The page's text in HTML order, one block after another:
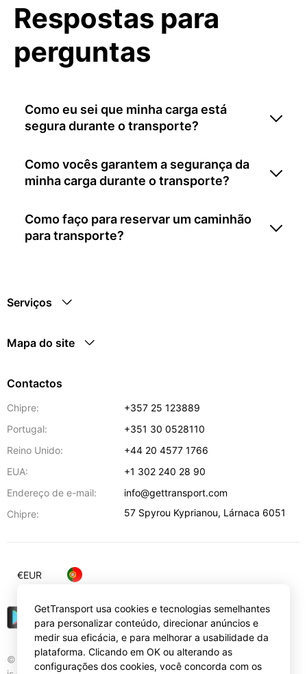
Respostas para
perguntas
Como eu sei que minha carga está
segura durante o transporte?
Como vocês garantem a segurança da
minha carga durante o transporte?
Como faço para reservar um caminhão
para transporte?
Serviços
Mapa do site
Contactos
Chipre:
+357 25 123889
Portugal:
+351 30 0528110
Reino Unido:
+44 20 4577 1766
EUA:
+1 302 240 28 90
Endereço de e-mail:
info@gettransport.com
Chipre:
57 Spyrou Kyprianou, Lárnaca 6051
© Gettransport International Limited. GetTransport®
€EUR
GetTransport usa cookies e tecnologias semelhantes
para personalizar conteúdo, direcionar anúncios e
medir sua eficácia, e para melhorar a usabilidade da
plataforma. Clicando em OK ou alterando as
configurações dos cookies, você concorda com os